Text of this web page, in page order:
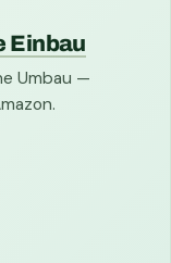
Einbau
Umbau —